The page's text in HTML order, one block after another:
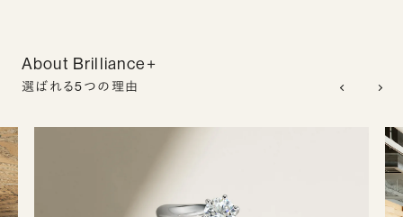
About Brilliance+
選ばれる5つの理由